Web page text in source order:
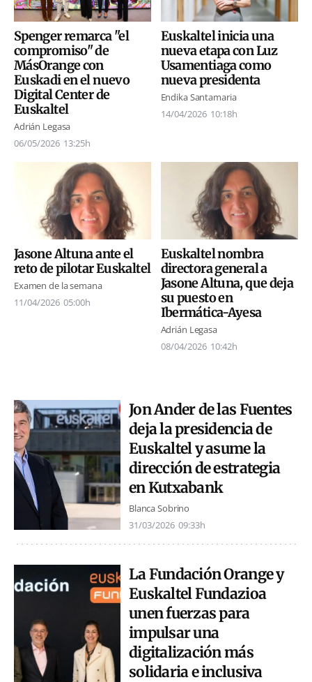
Spenger remarca "el
compromiso" de
MásOrange con
Euskadi en el nuevo
Digital Center de
Euskaltel
Adrián Legasa
06/05/2026 13:25h
Euskaltel inicia una
nueva etapa con Luz
Usamentiaga como
nueva presidenta
Endika Santamaria
14/04/2026 10:18h
Jasone Altuna ante el
reto de pilotar Euskaltel
Examen de la semana
11/04/2026 05:00h
Euskaltel nombra
directora general a
Jasone Altuna, que deja
su puesto en
Ibermática-Ayesa
Adrián Legasa
08/04/2026 10:42h
Jon Ander de las Fuentes
deja la presidencia de
Euskaltel y asume la
dirección de estrategia
en Kutxabank
Blanca Sobrino
31/03/2026 09:33h
La Fundación Orange y
Euskaltel Fundazioa
unen fuerzas para
impulsar una
digitalización más
solidaria e inclusiva